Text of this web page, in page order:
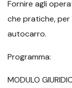
Fornire agli
che pratiche, per
autocarro.
Programma:
MODULO